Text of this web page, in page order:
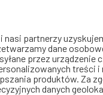
i nasi partnerzy
dane
przez urządzenie
treści
produktów. Za
danych